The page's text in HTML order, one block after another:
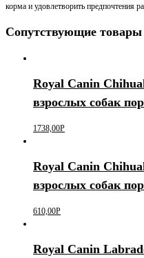
корма и удовлетворить предпочтения
Сопутствующие товары
Royal Canin
взрослых собак
1738,00Р
Royal Canin
взрослых собак
610,00Р
Royal Canin